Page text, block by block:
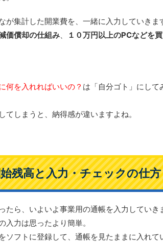
が集計した開業費を、一緒に入力していきま
価償却の仕組み １０万円以上のPCなどを
何を入れればいいの？ は「自分ゴト」にして
てしまうと、納得感が違いますよね。
残高と入力・チェックの仕方
たら、いよいよ事業用の通帳を入力していき
入力は思ったより簡単。
ソフトに登録して、通帳を見たままに入れ